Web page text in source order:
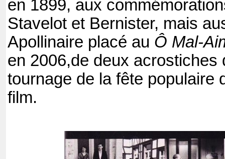
en 1899, aux
Stavelot et Bernister, mais
Apollinaire placé au Ô Mal-
en 2006,de deux acrostiches
tournage de la fête populaire
film.